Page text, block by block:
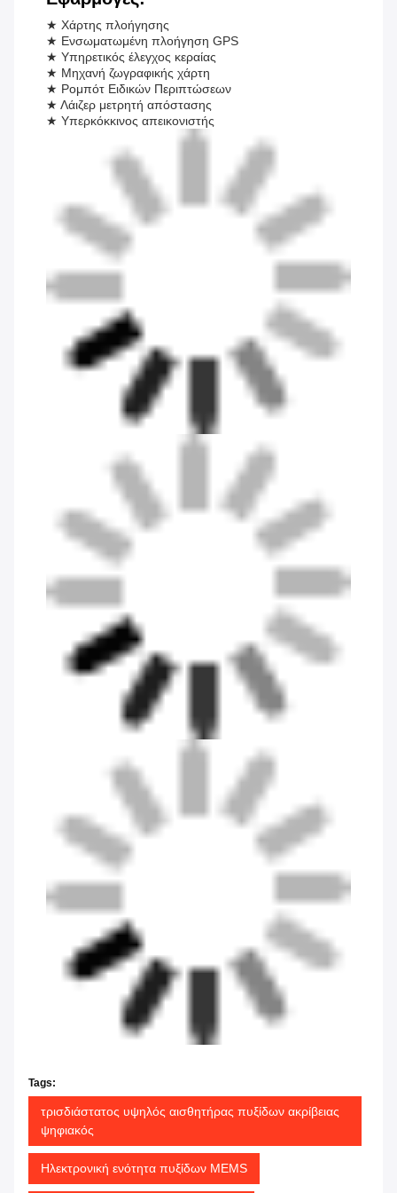
★ Χάρτης πλοήγησης
★ Ενσωματωμένη πλοήγηση GPS
★ Υπηρετικός έλεγχος κεραίας
★ Μηχανή ζωγραφικής χάρτη
★ Ρομπότ Ειδικών Περιπτώσεων
★ Λάιζερ μετρητή απόστασης
★ Υπερκόκκινος απεικονιστής
Tags:
τρισδιάστατος υψηλός αισθητήρας πυξίδων ακρίβειας
ψηφιακός
Ηλεκτρονική ενότητα πυξίδων MEMS